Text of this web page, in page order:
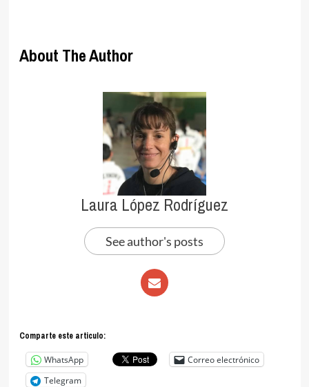
About The Author
Laura López Rodríguez
See author's posts
Comparte este articulo:
WhatsApp
Correo electrónico
Telegram